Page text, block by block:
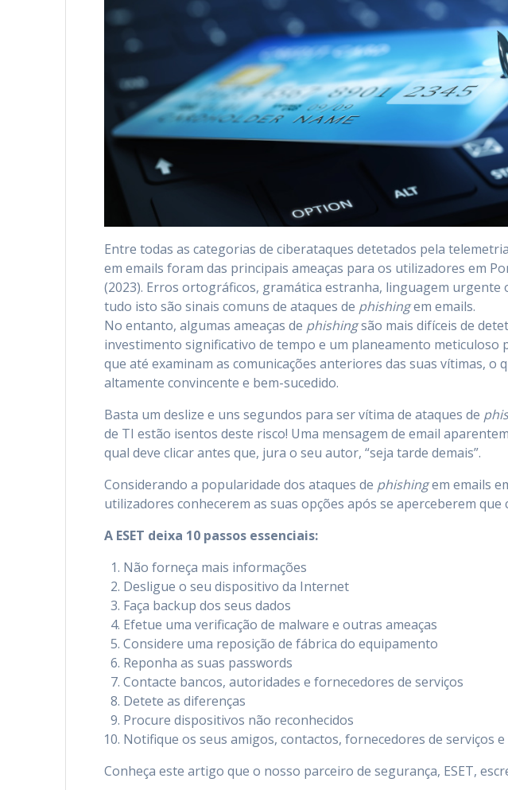
Entre todas as categorias de ciberataques detetados pela
em emails foram das principais ameaças para os utilizadores em
(2023). Erros ortográficos, gramática estranha, linguagem urgente
tudo isto são sinais comuns de ataques de phishingem emails.
No entanto, algumas ameaças de phishingsão mais difíceis de
investimento significativo de tempo e um planeamento meticuloso
que até examinam as comunicações anteriores das suas vítimas, o
altamente convincente e bem-sucedido.
Basta um deslize e uns segundos para ser vítima de ataques de
de TI estão isentos deste risco! Uma mensagem de email
qual deve clicar antes que, jura o seu autor, “seja tarde demais”.
Considerando a popularidade dos ataques de phishingem emails
utilizadores conhecerem as suas opções após se aperceberem
A ESET deixa 10 passos essenciais:
Não forneça mais informações
Desligue o seu dispositivo da Internet
Faça backup dos seus dados
Efetue uma verificação de malware e outras ameaças
Considere uma reposição de fábrica do equipamento
Reponha as suas passwords
Contacte bancos, autoridades e fornecedores de serviços
Detete as diferenças
Procure dispositivos não reconhecidos
Notifique os seus amigos, contactos, fornecedores de serviços
Conheça este artigo que o nosso parceiro de segurança, ESET,